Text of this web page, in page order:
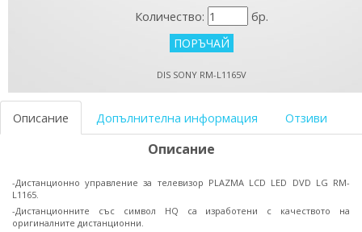
Количество: бр.
DIS SONY RM-L1165V
Описание Допълнителна информация Отзиви
Описание
-Дистанционно управление за телевизор PLAZMA LCD LED DVD LG RM-
L1165.
-Дистанционните със символ HQ са изработени с качеството на
оригиналните дистанционни.